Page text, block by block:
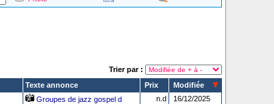
Trier par :
Texte annonce Prix
Modifiée
Groupes de jazz gospel d n.d
16/12/2025